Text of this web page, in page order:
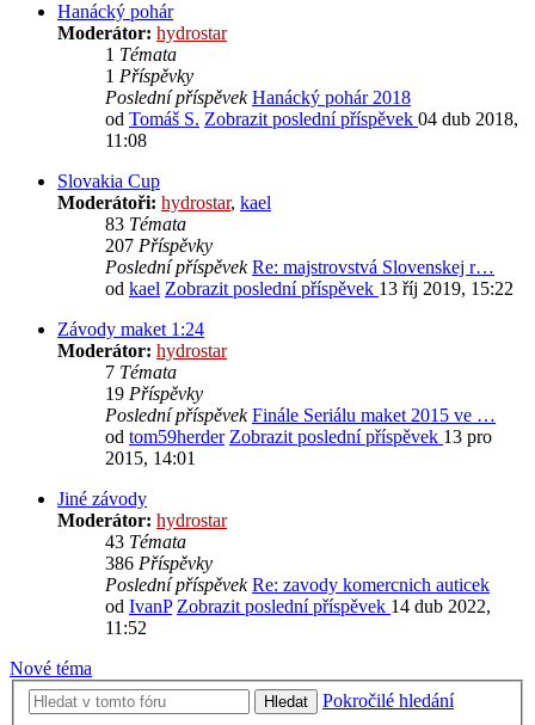
Hanácký pohár
Moderátor: hydrostar
1 Témata
1 Příspěvky
Poslední příspěvek Hanácký pohár 2018
od Tomáš S. Zobrazit poslední příspěvek 04 dub 2018,
11:08
Slovakia Cup
Moderátoři: hydrostar, kael
83 Témata
207 Příspěvky
Poslední příspěvek Re: majstrovstvá Slovenskej r…
od kael Zobrazit poslední příspěvek 13 říj 2019, 15:22
Závody maket 1:24
Moderátor: hydrostar
7 Témata
19 Příspěvky
Poslední příspěvek Finále Seriálu maket 2015 ve …
od tom59herder Zobrazit poslední příspěvek 13 pro
2015, 14:01
Jiné závody
Moderátor: hydrostar
43 Témata
386 Příspěvky
Poslední příspěvek Re: zavody komercnich auticek
od IvanP Zobrazit poslední příspěvek 14 dub 2022,
11:52
Nové téma
Hledat
Pokročilé hledání